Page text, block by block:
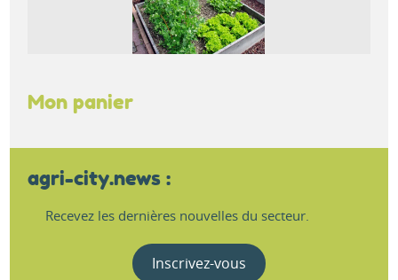
Mon panier
agri-city.news :
Recevez les dernières nouvelles du secteur.
Inscrivez-vous